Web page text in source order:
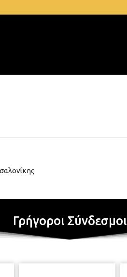
Γρήγοροι Σύνδεσμοι